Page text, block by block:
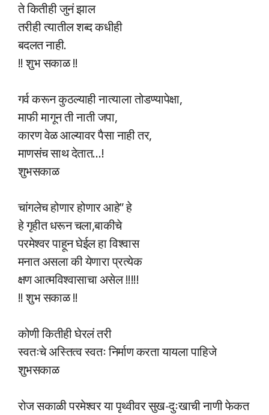
ते कितीही जुनं झाल
तरीही त्यातील शब्द कधीही
बदलत नाही.
!! शुभ सकाळ !!
गर्व करून कुठल्याही नात्याला तोडण्यापेक्षा,
माफी मागून ती नाती जपा,
कारण वेळ आल्यावर पैसा नाही तर,
माणसंच साथ देतात…!
शुभसकाळ
चांगलेच होणार होणार आहे” हे
हे गृहीत धरून चला,बाकीचे
परमेश्वर पाहून घेईल हा विश्वास
मनात असला की येणारा प्रत्येक
क्षण आत्मविश्वासाचा असेल !!!!!
!! शुभ सकाळ !!
कोणी कितीही घेरलं तरी
स्वतःचे अस्तित्व स्वतः निर्माण करता यायला पाहिजे
शुभसकाळ
रोज सकाळी परमेश्वर या पृथ्वीवर सुख-दुःखाची नाणी फेकत